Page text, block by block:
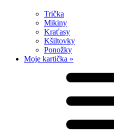
Trička
Mikiny
Kraťasy
Kšiltovky
Ponožky
Moje kartička »